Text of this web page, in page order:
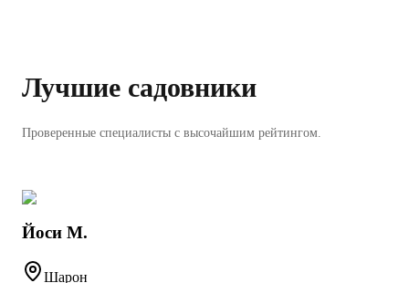
Лучшие садовники
Проверенные специалисты с высочайшим рейтингом.
Йоси М.
Шарон